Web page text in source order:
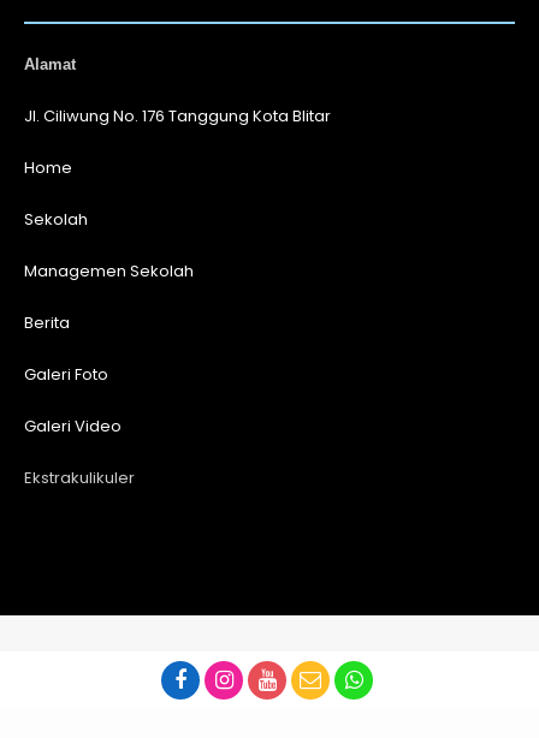
Alamat
Jl. Ciliwung No. 176 Tanggung Kota Blitar
Home
Sekolah
Managemen Sekolah
Berita
Galeri Foto
Galeri Video
Ekstrakulikuler
Copyright © 2024 SMPN 3 Blitar